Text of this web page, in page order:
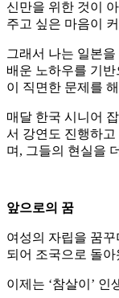
신만을 위한 것이
주고 싶은 마음이
그래서 나는 일본
배운 노하우를 기
이 직면한 문제를
매달 한국 시니어
서 강연도 진행하
며, 그들의 현실을
앞으로의 꿈
여성의 자립을 꿈
되어 조국으로 돌아
이제는 ‘참살이’